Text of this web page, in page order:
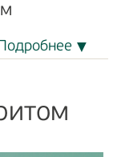
Подробнее